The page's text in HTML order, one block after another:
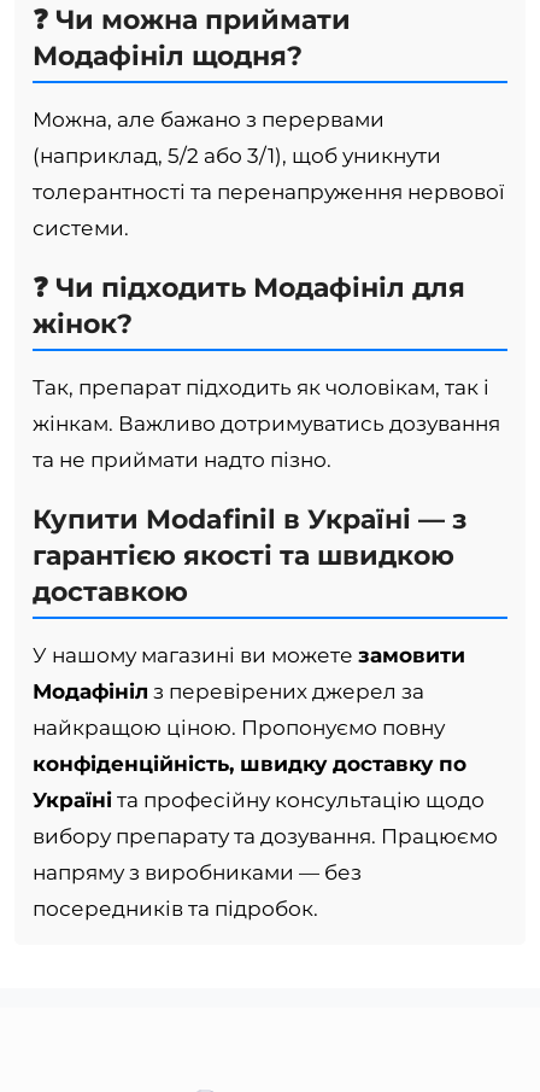
❓ Чи можна приймати
Модафініл щодня?
Можна, але бажано з перервами
(наприклад, 5/2 або 3/1), щоб уникнути
толерантності та перенапруження нервової
системи.
❓ Чи підходить Модафініл для
жінок?
Так, препарат підходить як чоловікам, так і
жінкам. Важливо дотримуватись дозування
та не приймати надто пізно.
Купити Modafinil в Україні — з
гарантією якості та швидкою
доставкою
У нашому магазині ви можете замовити
Модафініл з перевірених джерел за
найкращою ціною. Пропонуємо повну
конфіденційність, швидку доставку по
Україні та професійну консультацію щодо
вибору препарату та дозування. Працюємо
напряму з виробниками — без
посередників та підробок.